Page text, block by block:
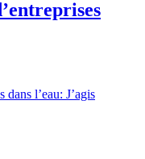
l’eau: J’agis